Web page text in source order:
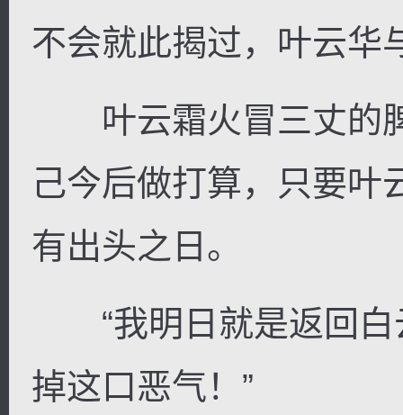
不会就此揭过，叶云华
叶云霜火冒三丈的
己今后做打算，只要叶
有出头之日。
“我明日就是返回白
掉这口恶气！”